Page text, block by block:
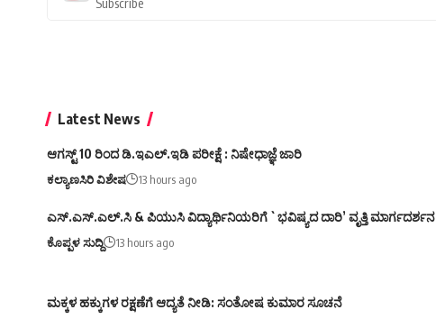
Latest News
ಆಗಸ್ಟ್ 10 ರಿಂದ ಡಿ.ಇಎಲ್.ಇಡಿ ಪರೀಕ್ಷೆ : ನಿಷೇಧಾಜ್ಞೆ ಜಾರಿ
ಕಲ್ಯಾಣಸಿರಿ ವಿಶೇಷ 13 hours ago
ಎಸ್.ಎಸ್.ಎಲ್.ಸಿ & ಪಿಯುಸಿ ವಿದ್ಯಾರ್ಥಿನಿಯರಿಗೆ `ಭವಿಷ್ಯದ ದಾರಿ’ ವೃತ್ತಿ ಮಾರ್ಗದರ್ಶನ
ಕೊಪ್ಪಳ ಸುದ್ದಿ 13 hours ago
ಮಕ್ಕಳ ಹಕ್ಕುಗಳ ರಕ್ಷಣೆಗೆ ಆದ್ಯತೆ ನೀಡಿ: ಸಂತೋಷ ಕುಮಾರ ಸೂಚನೆ